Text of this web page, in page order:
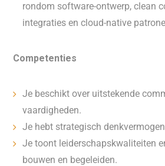
rondom software-ontwerp, clean
integraties en cloud-native
Competenties
Je beschikt over uitstekende
vaardigheden.
Je hebt strategisch
Je toont leiderschapskwaliteiten
bouwen en begeleiden.